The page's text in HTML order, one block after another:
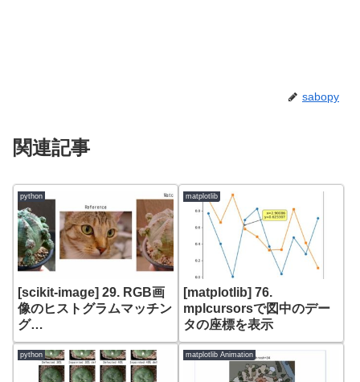
sabopy
関連記事
python
[scikit-image] 29. RGB画
像のヒストグラムマッチン
グ
(skimage.transform.matc
h_histograms)
matplotlib
[matplotlib] 76.
mplcursorsで図中のデー
タの座標を表示
python matplotlib Animation